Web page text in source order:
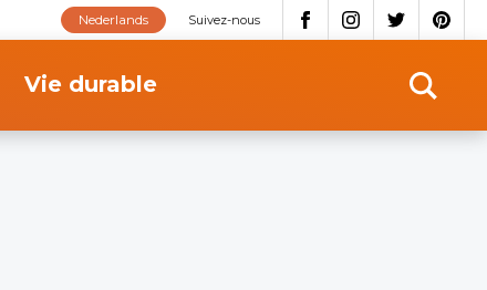
Suivez-nous
Nederlands
Vie durable